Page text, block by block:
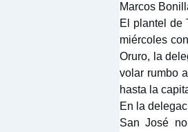
Marcos
El plantel de
miércoles
Oruro, la
volar rumbo
hasta la
En la
San José